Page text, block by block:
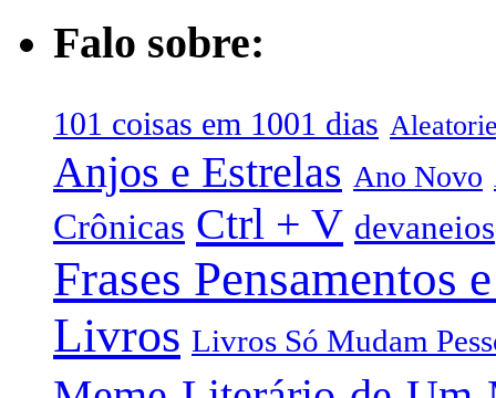
Falo sobre:
101 coisas em 1001 dias
Anjos e Estrelas Ano Novo
Crônicas Ctrl + V devaneios
Frases Pensamentos
Livros Livros Só Mudam